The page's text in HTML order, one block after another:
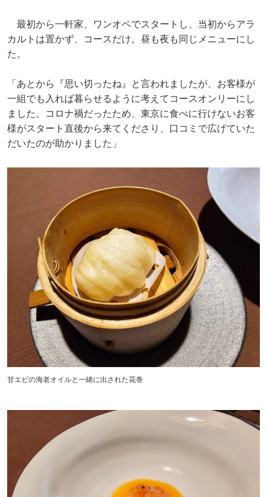
最初から一軒家、ワンオペでスタートし、当初からアラ
カルトは置かず、コースだけ。昼も夜も同じメニューにし
た。
「あとから『思い切ったね』と言われましたが、お客様が
一組でも入れば暮らせるように考えてコースオンリーにし
ました。コロナ禍だったため、東京に食べに行けないお客
様がスタート直後から来てくださり、口コミで広げていた
だいたのが助かりました」
甘エビの海老オイルと一緒に出された花巻